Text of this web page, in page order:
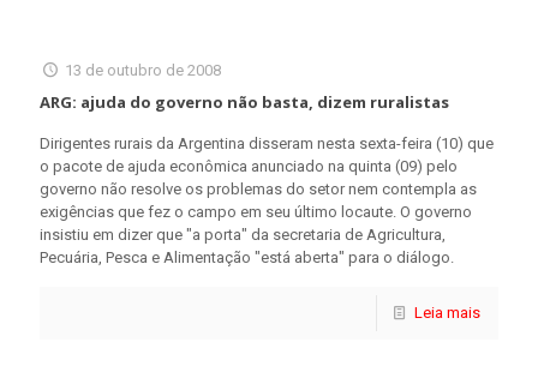
13 de outubro de 2008
ARG: ajuda do governo não basta, dizem ruralistas
Dirigentes rurais da Argentina disseram nesta sexta-feira (10) que
o pacote de ajuda econômica anunciado na quinta (09) pelo
governo não resolve os problemas do setor nem contempla as
exigências que fez o campo em seu último locaute. O governo
insistiu em dizer que "a porta" da secretaria de Agricultura,
Pecuária, Pesca e Alimentação "está aberta" para o diálogo.
Leia mais